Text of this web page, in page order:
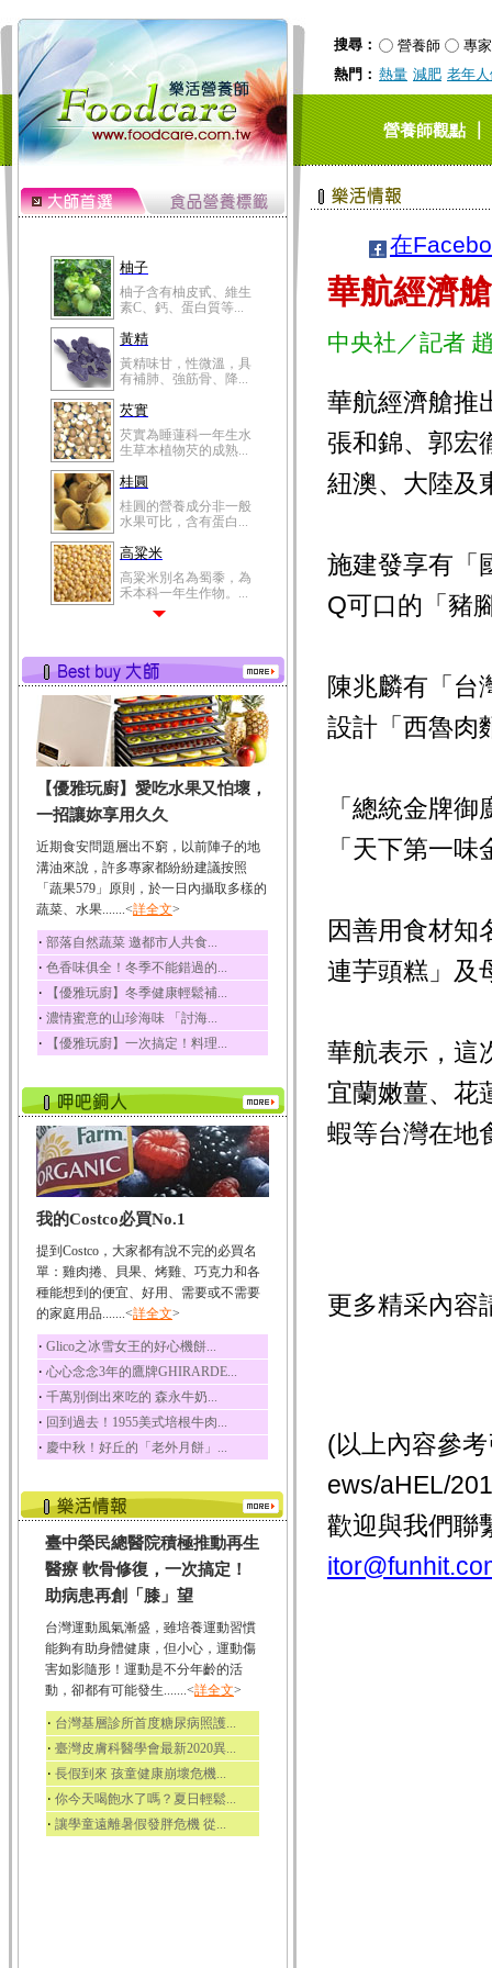
搜尋： 營養師
專家
熱門： 熱量 減肥 老年
營養師觀點｜
柚子
柚子含有柚皮甙、維生
素C、鈣、蛋白質等...
黃精
黃精味甘，性微溫，具
有補肺、強筋骨、降...
芡實
芡實為睡蓮科一年生水
生草本植物芡的成熟...
桂圓
桂圓的營養成分非一般
水果可比，含有蛋白...
高粱米
高粱米別名為蜀黍，為
禾本科一年生作物。...
有蛋白質、脂肪、磷...
鮪魚
鮪魚肚肉中的不飽和脂
肪酸內富含EPA和DH...
韭菜
韭菜所含的膳食纖維能
幫助消化與通便；揮...
冬瓜
冬瓜營養價值高，鈉含
量極低是水腫病人的...
豆豉
豆豉裡頭含有營養的蛋
白質、脂肪、鈣、磷...
榛果
榛果裡所含的營養素有
蛋白質、脂肪、醣類...
迷迭香
酸、迷迭香酸、植物...
咖啡
咖啡中的咖啡因會刺激
中樞神經系統，特別...
椰子
椰子含有糖類、脂肪、
荔枝
荔枝性質溫和所含的營
養素有醣類、檸檬酸...
五味子
五味子性質溫熱所含營
養成分有揮發油、檸...
草魚
草魚含有維生素A、維生
素C、及豐富的蛋白...
【優雅玩廚】愛吃水果又怕壞，
一招讓妳享用久久
近期食安問題層出不窮，以前陣子的地
溝油來說，許多專家都紛紛建議按照
「蔬果579」原則，於一日內攝取多樣的
蔬菜、水果.......<詳全文>
‧ 部落自然蔬菜 邀都市人共食...
‧ 色香味俱全！冬季不能錯過的...
‧ 【優雅玩廚】冬季健康輕鬆補...
‧ 濃情蜜意的山珍海味 「討海...
‧ 【優雅玩廚】一次搞定！料理...
我的Costco必買No.1
提到Costco，大家都有說不完的必買名
單：雞肉捲、貝果、烤雞、巧克力和各
種能想到的便宜、好用、需要或不需要
的家庭用品.......<詳全文>
‧ Glico之冰雪女王的好心機餅...
‧ 心心念念3年的鷹牌GHIRARDE...
‧ 千萬別倒出來吃的 森永牛奶...
‧ 回到過去！1955美式培根牛肉...
‧ 慶中秋！好丘的「老外月餅」...
臺中榮民總醫院積極推動再生
醫療 軟骨修復，一次搞定！
助病患再創「膝」望
台灣運動風氣漸盛，雖培養運動習慣
能夠有助身體健康，但小心，運動傷
害如影隨形！運動是不分年齡的活
動，卻都有可能發生.......<詳全文>
‧ 台灣基層診所首度糖尿病照護...
‧ 臺灣皮膚科醫學會最新2020異...
‧ 長假到來 孩童健康崩壞危機...
‧ 你今天喝飽水了嗎？夏日輕鬆...
‧ 讓學童遠離暑假發胖危機 從...
在
華航經濟
中央社／記者
華航經濟艙推
張和錦、郭宏
紐澳、大陸及
施建發享有「
Q可口的「豬
陳兆麟有「台
設計「西魯肉
「總統金牌
「天下第一
因善用食材知
連芋頭糕」及
華航表示，這
宜蘭嫩薑、花
蝦等台灣在地
更多精采內容
(以上內容參
ews/aHEL/
歡迎與我們聯